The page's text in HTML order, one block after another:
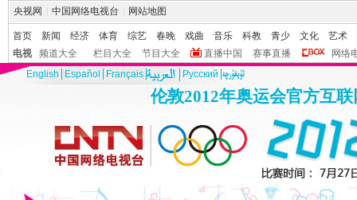
央视网 中国网络电视台 网站地图
首页 新闻 经济 体育 综艺 春晚 戏曲 音乐 科教 青少 文化
艺术
电视
频道大全 栏目大全 节目大全 直播中国 赛事直播
网络
English
Español Français Pусский
伦敦2012年奥运会官方互